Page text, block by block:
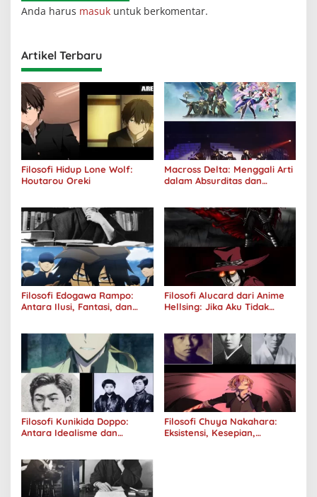
Anda harus masuk untuk berkomentar.
Artikel Terbaru
Filosofi Hidup Lone Wolf:
Houtarou Oreki
Macross Delta: Menggali Arti
dalam Absurditas dan
Filosofi Edogawa Rampo:
Antara Ilusi, Fantasi, dan
Filosofi Alucard dari Anime
Hellsing: Jika Aku Tidak
Filosofi Kunikida Doppo:
Antara Idealisme dan
Filosofi Chuya Nakahara:
Eksistensi, Kesepian,